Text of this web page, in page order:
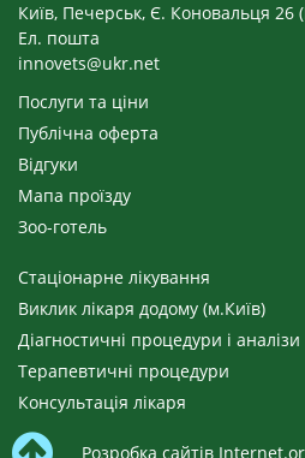
Київ, Печерськ, Є. Коновальця 26
Ел. пошта
innovets@ukr.net
Послуги та ціни
Публічна оферта
Відгуки
Мапа проїзду
Зоо-готель
Стаціонарне лікування
Виклик лікаря додому (м.Київ)
Діагностичні процедури і аналізи
Терапевтичні процедури
Консультація лікаря
Розробка сайтів